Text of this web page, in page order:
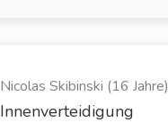
Nicolas Skibinski (16 Jahre)
Innenverteidigung